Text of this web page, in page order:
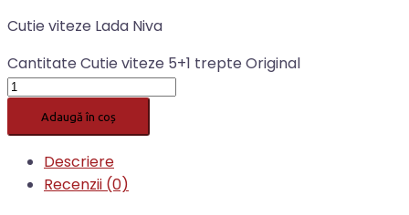
Cutie viteze Lada Niva
Cantitate Cutie viteze 5+1 trepte Original
Adaugă în coș
Descriere
Recenzii (0)